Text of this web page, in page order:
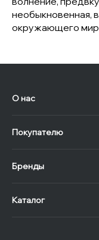
необыкновенная,
окружающего
О нас
Покупателю
Бренды
Каталог